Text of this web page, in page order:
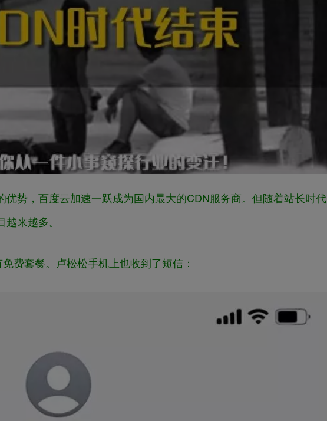
优势，百度云加速一跃成为国内最大的CDN服务商。但随着站长时代
来越多。
费套餐。卢松松手机上也收到了短信：